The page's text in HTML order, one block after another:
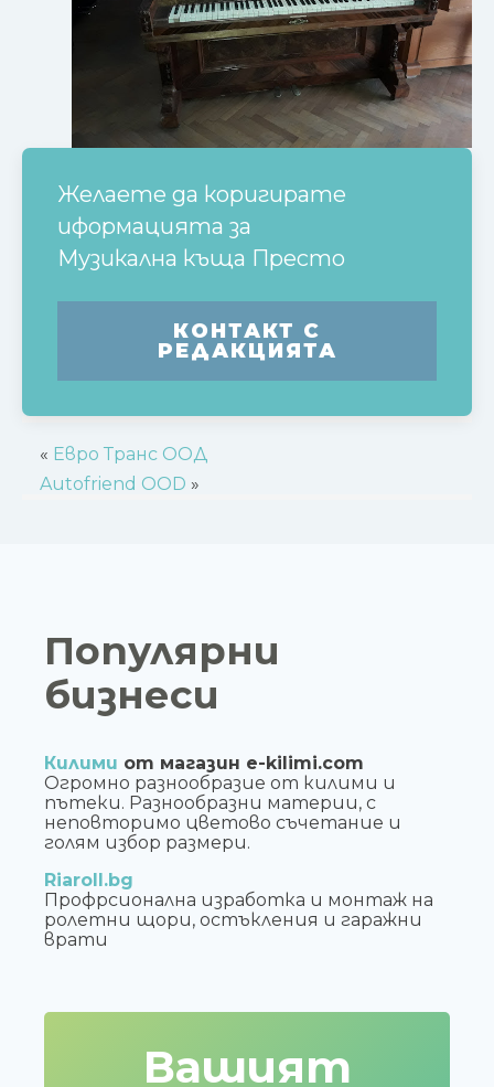
Желаете да коригирате
иформацията за
Музикална къща Престо
КОНТАКТ С
РЕДАКЦИЯТА
« Евро Транс ООД
Autofriend OOD »
Популярни
бизнеси
Килими от магазин e-kilimi.com
Огромно разнообразие от килими и
пътеки. Разнообразни материи, с
неповторимо цветово съчетание и
голям избор размери.
Riaroll.bg
Профрсионална изработка и монтаж на
ролетни щори, остъкления и гаражни
врати
Вашият